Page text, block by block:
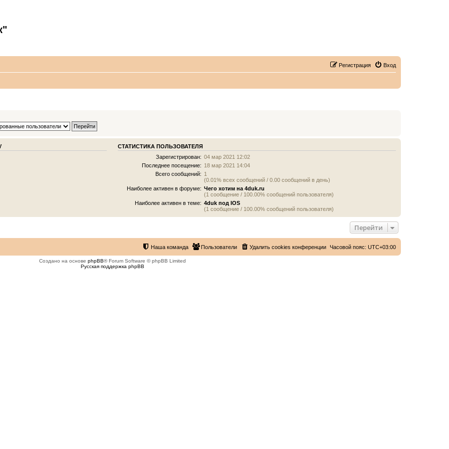
Вход
Регистрация
СТАТИСТИКА ПОЛЬЗОВАТЕЛЯ
Зарегистрирован: 04 мар 2021 12:02
Последнее посещение: 18 мар 2021 14:04
Всего сообщений: 1
(0.01% всех сообщений / 0.00 сообщений в день)
Наиболее активен в форуме: Чего хотим на 4duk.ru
(1 сообщение / 100.00% сообщений пользователя)
Наиболее активен в теме: 4duk под IOS
(1 сообщение / 100.00% сообщений пользователя)
Перейти
Часовой пояс: UTC+03:00
Удалить cookies конференции
Пользователи
Наша команда
Создано на основе phpBB® Forum Software © phpBB Limited
Русская поддержка phpBB